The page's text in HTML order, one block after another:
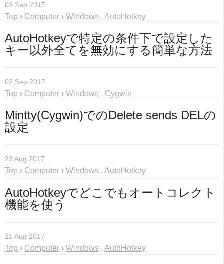
03 Sep 2017
Top › Computer › Windows , AutoHotkey
AutoHotkeyで特定の条件下で設定した
キー以外全てを無効にする簡単な方法
02 Sep 2017
Top › Computer › Windows , Cygwin
Mintty(Cygwin)でのDelete sends DELの
設定
23 Aug 2017
Top › Computer › Windows , AutoHotkey
AutoHotkeyでどこでもオートコレクト
機能を使う
21 Aug 2017
Top › Computer › Windows , AutoHotkey